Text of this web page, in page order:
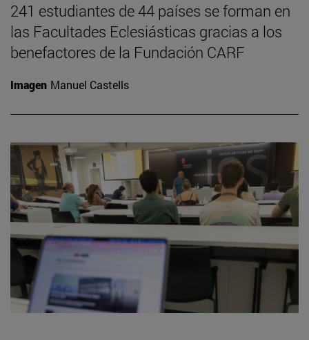
241 estudiantes de 44 países se forman en
las Facultades Eclesiásticas gracias a los
benefactores de la Fundación CARF
Imagen Manuel Castells